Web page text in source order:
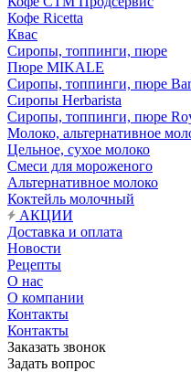
Кофе Ricetta
Квас
Сиропы, топпинги, пюре
Пюре MIKALE
Сиропы, топпинги, пюре
Сиропы Herbarista
Сиропы, топпинги, пюре
Молоко, альтернативное
Цельное, сухое молоко
Смеси для мороженого
Альтернативное молоко
Коктейль молочный
АКЦИИ
Доставка и оплата
Новости
Рецепты
О нас
О компании
Контакты
Контакты
Заказать звонок
Задать вопрос